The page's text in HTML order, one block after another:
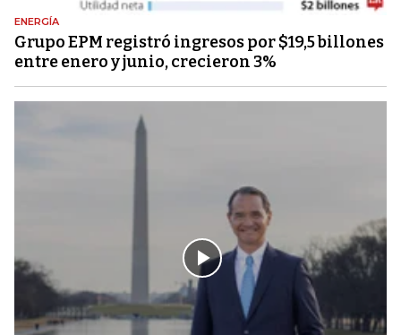
ENERGÍA
Grupo EPM registró ingresos por $19,5 billones
entre enero y junio, crecieron 3%